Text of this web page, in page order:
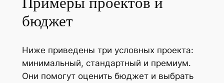
бюджет
Ниже приведены три условных проекта:
минимальный, стандартный и премиум.
Они помогут оценить бюджет и выбрать